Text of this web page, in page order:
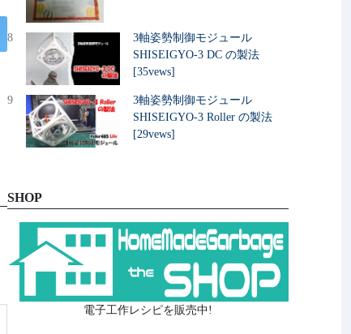
8
3軸姿勢制御モジュール
SHISEIGYO-3 DC の製法
[35vews]
9
3軸姿勢制御モジュール
SHISEIGYO-3 Roller の製法
[29vews]
SHOP
電子工作レシピを販売中!